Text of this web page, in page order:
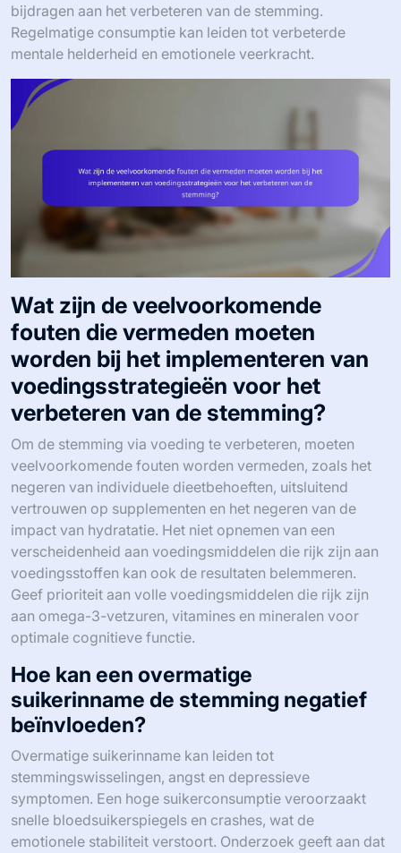
bijdragen aan het verbeteren van de stemming.
Regelmatige consumptie kan leiden tot verbeterde
mentale helderheid en emotionele veerkracht.
Wat zijn de veelvoorkomende
fouten die vermeden moeten
worden bij het implementeren van
voedingsstrategieën voor het
verbeteren van de stemming?
Om de stemming via voeding te verbeteren, moeten
veelvoorkomende fouten worden vermeden, zoals het
negeren van individuele dieetbehoeften, uitsluitend
vertrouwen op supplementen en het negeren van de
impact van hydratatie. Het niet opnemen van een
verscheidenheid aan voedingsmiddelen die rijk zijn aan
voedingsstoffen kan ook de resultaten belemmeren.
Geef prioriteit aan volle voedingsmiddelen die rijk zijn
aan omega-3-vetzuren, vitamines en mineralen voor
optimale cognitieve functie.
Hoe kan een overmatige
suikerinname de stemming negatief
beïnvloeden?
Overmatige suikerinname kan leiden tot
stemmingswisselingen, angst en depressieve
symptomen. Een hoge suikerconsumptie veroorzaakt
snelle bloedsuikerspiegels en crashes, wat de
emotionele stabiliteit verstoort. Onderzoek geeft aan dat